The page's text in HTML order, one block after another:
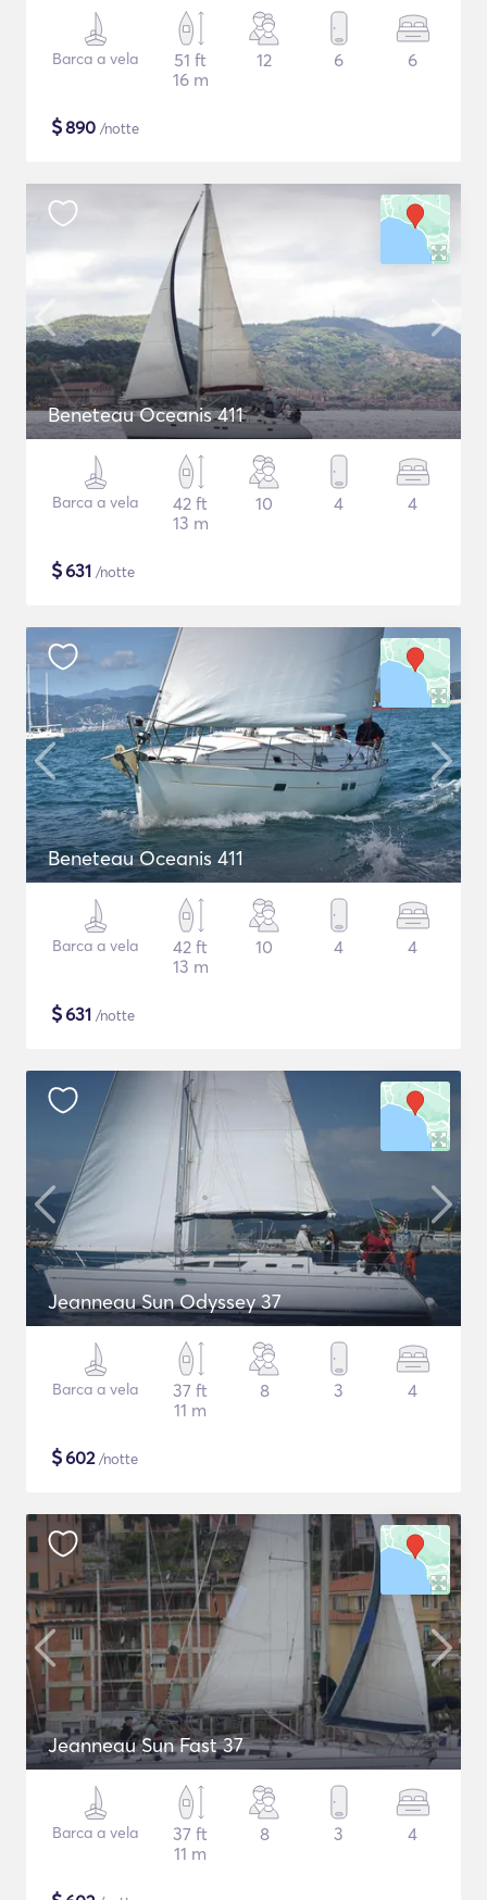
Barca a vela
51 ft
16 m
12 6 6
$890 /notte
Beneteau Oceanis 411
Barca a vela
42 ft
13 m
10 4 4
$631 /notte
Beneteau Oceanis 411
Barca a vela
42 ft
13 m
10 4 4
$631 /notte
Jeanneau Sun Odyssey 37
Barca a vela
37 ft
11 m
8 3 4
$602/notte
Jeanneau Sun Fast 37
Barca a vela
37 ft
11 m
8 3 4